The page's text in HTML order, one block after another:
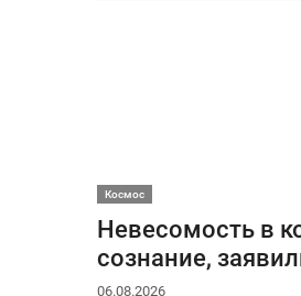
Космос
Невесомость в
сознание,
06.08.2026